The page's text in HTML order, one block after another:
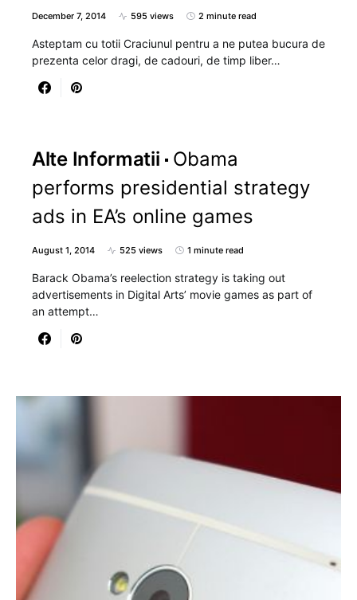
December 7, 2014 595 views 2 minute read
Asteptam cu totii Craciunul pentru a ne putea bucura de
prezenta celor dragi, de cadouri, de timp liber…
Alte Informatii
Obama
performs presidential strategy
ads in EA’s online games
August 1, 2014 525 views 1 minute read
Barack Obama’s reelection strategy is taking out
advertisements in Digital Arts’ movie games as part of
an attempt…